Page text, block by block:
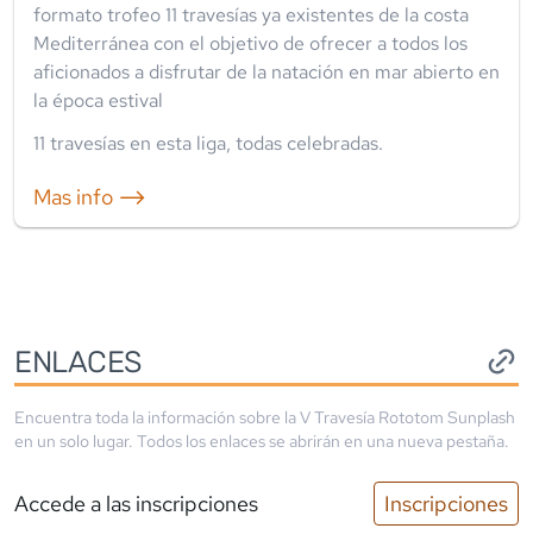
formato trofeo 11 travesías ya existentes de la costa
Mediterránea con el objetivo de ofrecer a todos los
aficionados a disfrutar de la natación en mar abierto en
la época estival
11 travesías en esta liga, todas celebradas.
Mas info ⟶
ENLACES
Encuentra toda la información sobre laV Travesía Rototom Sunplash
en un solo lugar. Todos los enlaces se abrirán en una nueva pestaña.
Accede a las inscripciones Inscripciones